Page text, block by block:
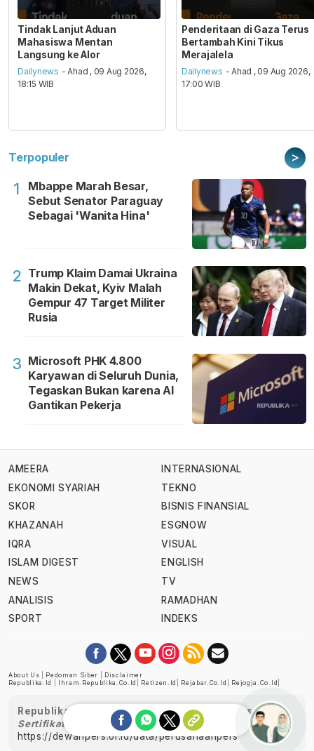
Tindak Lanjut Aduan
Mahasiswa Mentan
Langsung ke Alor
Dailynews - Ahad , 09 Aug 2026,
18:15 WIB
Penderitaan di Gaza Terus
Bertambah Kini Tikus
Merajalela
Dailynews - Ahad , 09 Aug 2026,
17:00 WIB
Terpopuler >
1
Mbappe Marah Besar,
Sebut Senator Paraguay
Sebagai 'Wanita Hina'
2 Trump Klaim Damai Ukraina
Makin Dekat, Kyiv Malah
Gempur 47 Target Militer
Rusia
3 Microsoft PHK 4.800
Karyawan di Seluruh Dunia,
Tegaskan Bukan karena AI
Gantikan Pekerja
AMEERA
EKONOMI SYARIAH
SKOR
KHAZANAH
IQRA
ISLAM DIGEST
NEWS
ANALISIS
SPORT
INTERNASIONAL
TEKNO
BISNIS FINANSIAL
ESGNOW
VISUAL
ENGLISH
TV
RAMADHAN
INDEKS
About Us Pedoman Siber
Disclaimer
Republika.id
Ihram.republika.co.id Retizen.id Rejabar.co.id Rejogja.co.id
Republika telah diverifikasi oleh Dewan Pers
Sertifikat Nomor 1058/DP-Verifikasi/K/XII/2022
https://dewanpers.or.id/data/perusahaanpers